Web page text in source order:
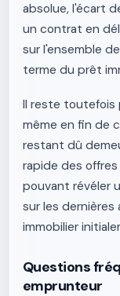
absolue, l'écart
un contrat en
sur l'ensemble
terme du prêt
Il reste
même en fin de
restant dû
rapide des
pouvant révéler
sur les
immobilier
Questions
emprunteur